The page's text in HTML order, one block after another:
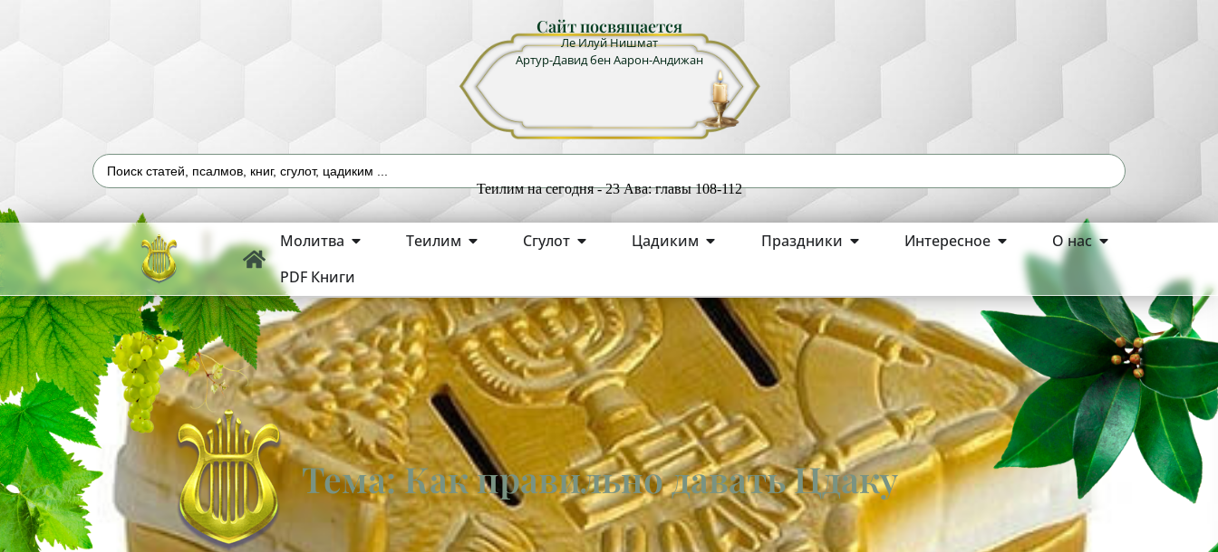
Сайт посвящается
Ле Илуй Нишмат
Артур-Давид бен Аарон-Андижан
Теилим на сегодня - 23 Ава: главы 108-112
Молитва Теилим Сгулот Цадиким Праздники Интересное
О нас
PDF Книги
Тема: Как правильно давать Цдаку